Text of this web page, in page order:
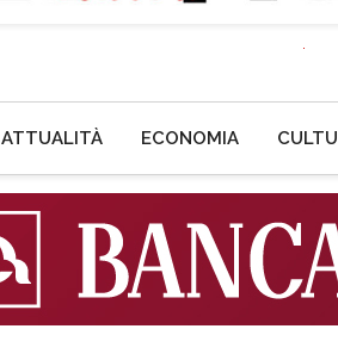
ATTUALITÀ ECONOMIA